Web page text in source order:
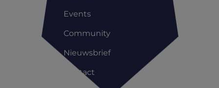
Events
Community
Nieuwsbrief
Contact